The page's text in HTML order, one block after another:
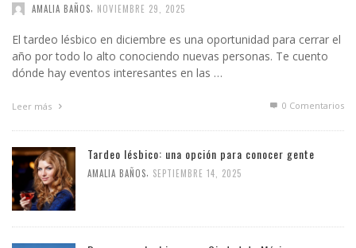
AMALIA BAÑOS NOVIEMBRE 29, 2025
El tardeo lésbico en diciembre es una oportunidad para cerrar el
año por todo lo alto conociendo nuevas personas. Te cuento
dónde hay eventos interesantes en las …
Leer más 0 Comentarios
Tardeo lésbico: una opción para conocer gente
AMALIA BAÑOS SEPTIEMBRE 14, 2025